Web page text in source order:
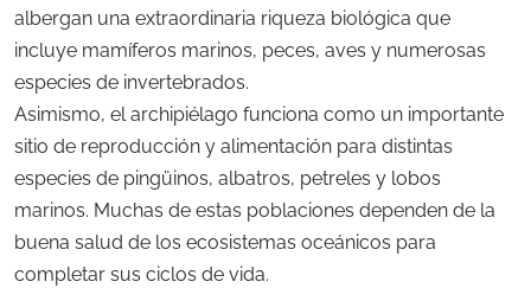
albergan una extraordinaria riqueza biológica que
incluye mamíferos marinos, peces, aves y numerosas
especies de invertebrados.
Asimismo, el archipiélago funciona como un importante
sitio de reproducción y alimentación para distintas
especies de pingüinos, albatros, petreles y lobos
marinos. Muchas de estas poblaciones dependen de la
buena salud de los ecosistemas oceánicos para
completar sus ciclos de vida.